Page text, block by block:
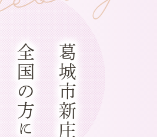
葛城市新庄
全国の方
に